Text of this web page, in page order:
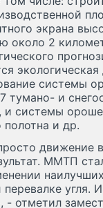
экрана
около 2
системы
тумано- и
и системы
и др.
движение
ММТП
угля.
- отметил